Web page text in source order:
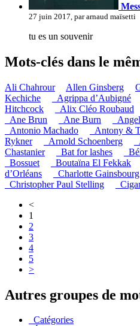
27 juin 2017, par arnaud maïsetti
tu es un souvenir
Mots-clés dans le
Ali Chahrour Allen Ginsberg
Kechiche
_Agrippa d’Aubigné
Hitchcock
_Alix Cléo Roubaud
_Ane Brun
_Ane Burn
_Antonio Machado
_Antony &
Rykner
_Arnold Schoenberg
Chastanier
_Bat for lashes
_Bossuet
_Boutaïna El Fekkak
d’Orléans
_Charlotte Gainsbourg
_Christopher Paul Stelling
<
1
2
3
4
5
>
Autres groupes de
_Catégories